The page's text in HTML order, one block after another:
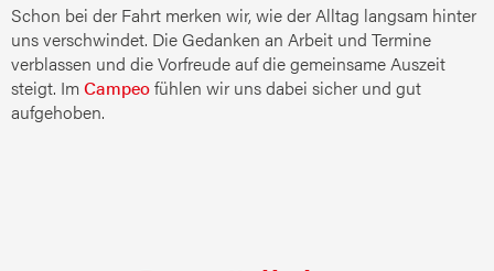
Schon bei der Fahrt merken wir, wie der Alltag langsam hinter
uns verschwindet. Die Gedanken an Arbeit und Termine
verblassen und die Vorfreude auf die gemeinsame Auszeit
steigt. ImCampeofühlen wir uns dabei sicher und gut
aufgehoben.